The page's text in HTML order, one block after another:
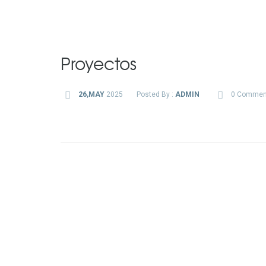
Proyectos
26,MAY2025 Posted By : ADMIN 0